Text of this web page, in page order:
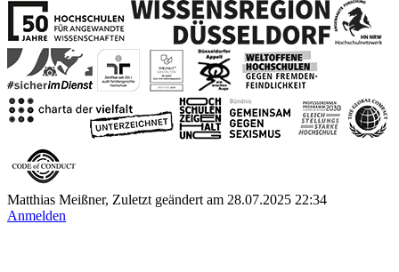
Matthias Meißner, Zuletzt geändert am 28.07.2025 22:34
Anmelden